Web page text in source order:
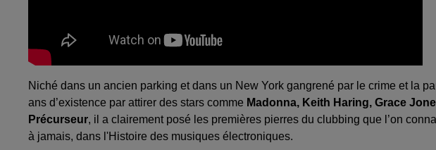
Niché dans un ancien parking et dans un New York gangrené par le crime et la
ans d’existence par attirer des stars comme Madonna, Keith Haring, Grace
Précurseur, il a clairement posé les premières pierres du clubbing que l’on
à jamais, dans l'Histoire des musiques électroniques.